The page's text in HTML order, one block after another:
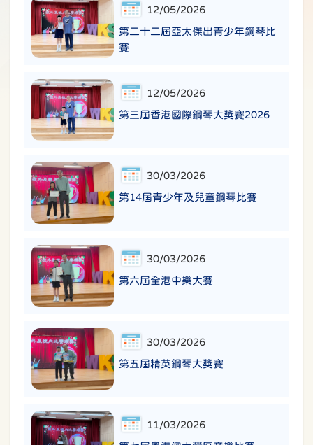
12/05/2026
第二十二屆亞太傑出青少年鋼琴比
賽
12/05/2026
第三屆香港國際鋼琴大獎賽2026
30/03/2026
第14屆青少年及兒童鋼琴比賽
30/03/2026
第六屆全港中樂大賽
30/03/2026
第五屆精英鋼琴大獎賽
11/03/2026